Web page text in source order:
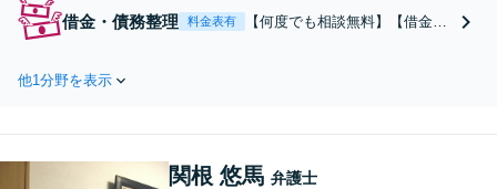
談から後遺障害申請、示談交渉までさ
せていただくことができます。交通事
借金・債務整理 料金表有
【何度でも相談無料】【借金問
を下げることも大事だと考え、
可能な限り安くすることにこだ
他1分野を表示
関根 悠馬 弁護士